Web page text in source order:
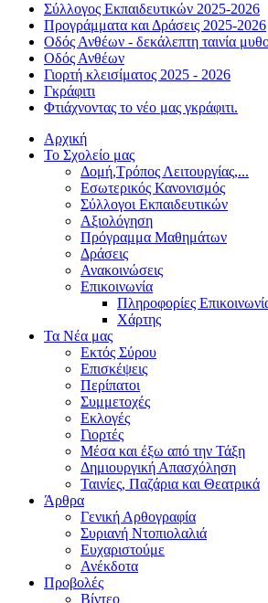
Σύλλογος Εκπαιδευτικών 2025-2026
Προγράμματα και Δράσεις 2025-2026
Οδός Ανθέων - δεκάλεπτη ταινία
Οδός Ανθέων
Γιορτή κλεισίματος 2025 - 2026
Γκράφιτι
Φτιάχνοντας το νέο μας γκράφιτι.
Αρχική
Το Σχολείο μας
Δομή,Τρόπος Λειτουργίας,...
Εσωτερικός Κανονισμός
Σύλλογοι Εκπαιδευτικών
Αξιολόγηση
Πρόγραμμα Μαθημάτων
Δράσεις
Ανακοινώσεις
Επικοινωνία
Πληροφορίες
Χάρτης
Τα Νέα μας
Εκτός Σύρου
Επισκέψεις
Περίπατοι
Συμμετοχές
Εκλογές
Γιορτές
Μέσα και έξω από την Τάξη
Δημιουργική Απασχόληση
Ταινίες, Παζάρια και Θεατρικά
Άρθρα
Γενική Αρθογραφία
Συριανή Ντοπιολαλιά
Ευχαριστούμε
Ανέκδοτα
Προβολές
Βίντεο